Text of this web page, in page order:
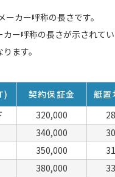
ーカー呼称の長さです。
カー呼称の長さが示されて
ます。
契約保証金 艇置
320,000
340,000
350,000
380,000